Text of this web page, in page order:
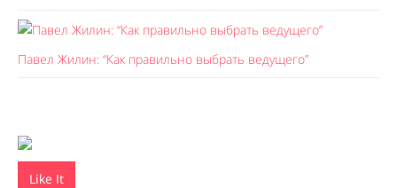
Павел Жилин: “Как правильно выбрать ведущего”
Like It